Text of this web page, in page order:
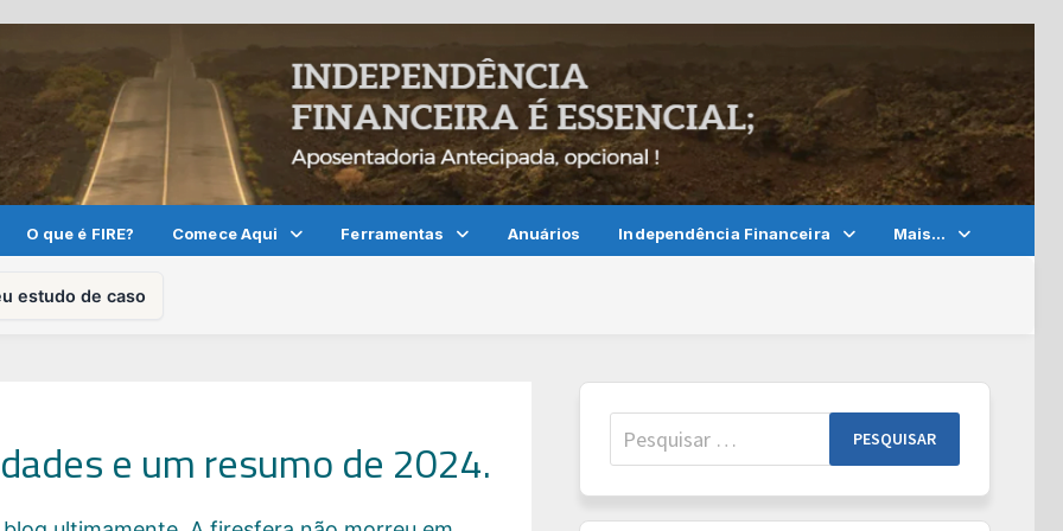
O que é FIRE? Comece Aqui Ferramentas Anuários Independência Financeira Mais…
estudo de caso
e um resumo de 2024.
Pesquisar
por: